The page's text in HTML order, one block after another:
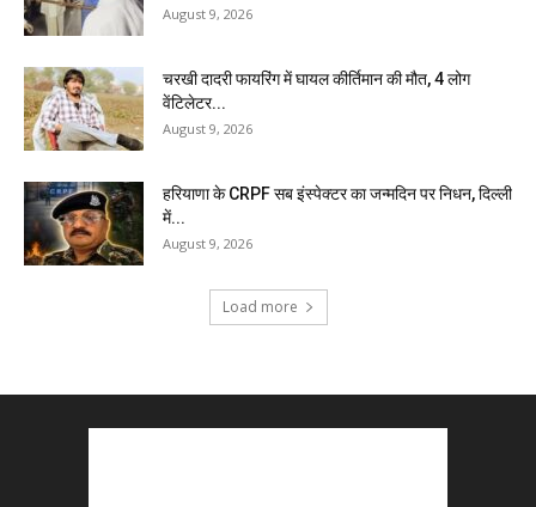
August 9, 2026
चरखी दादरी फायरिंग में घायल कीर्तिमान की मौत, 4 लोग
वेंटिलेटर...
August 9, 2026
हरियाणा के CRPF सब इंस्पेक्टर का जन्मदिन पर निधन, दिल्ली
में...
August 9, 2026
Load more